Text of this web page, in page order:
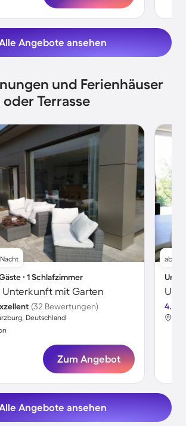
Angebote ansehen
und Ferienhäuser
Terrasse
∙ 1 Schlafzimmer
mit Garten
(32 Bewertungen)
Deutschland
Zum Angebot
ab
4.8
Angebote ansehen